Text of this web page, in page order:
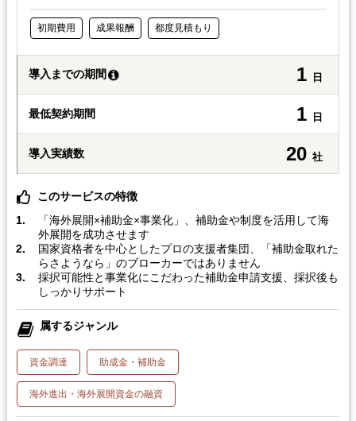
初期費用 成果報酬 都度見積もり
導入までの期間 1 日
最低契約期間 1 日
導入実績数 20 社
このサービスの特徴
「海外展開×補助金×事業化」、補助金や制度を活用して海
外展開を成功させます
国家資格者を中心としたプロの支援者集団、「補助金取れた
らさようなら」のブローカーではありません
採択可能性と事業化にこだわった補助金申請支援、採択後も
しっかりサポート
属するジャンル
資金調達 助成金・補助金
海外進出・海外展開資金の融資